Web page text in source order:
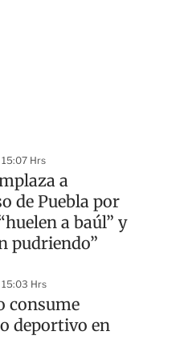
Hrs
a
de Puebla por
a baúl” y
pudriendo”
Hrs
consume
deportivo en